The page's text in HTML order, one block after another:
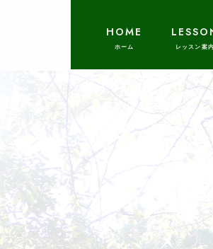
HOME